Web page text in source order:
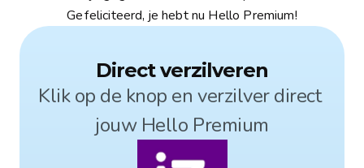
Gefeliciteerd, je hebt nu Hello Premium!
Direct verzilveren
Klik op de knop en verzilver direct
jouw Hello Premium